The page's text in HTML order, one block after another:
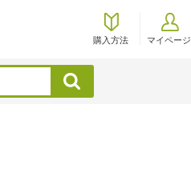
購入方法 マイページ
検索